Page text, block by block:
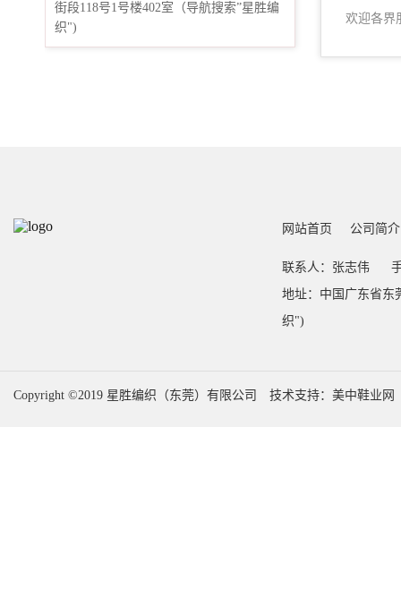
街段118号1号楼402室（导航搜索”星胜编
织")
欢迎各界
网站首页 公司简介
联系人：张志伟
地址：中国广东省东
织")
Copyright ©2019 星胜编织（东莞）有限公司 技术支持：美中鞋业网